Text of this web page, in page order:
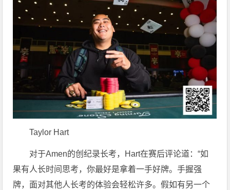
Taylor Hart
对于Amen的创纪录长考，Hart在赛后评论道：“如
果有人长时间思考，你最好是拿着一手好牌。手握强
牌，面对其他人长考的体验会轻松许多。假如有另一个